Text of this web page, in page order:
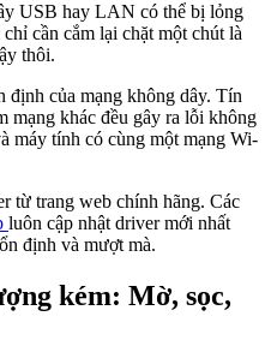
USB hay LAN có thể bị lỏng
cần cắm lại chặt một chút là
thôi.
của mạng không dây. Tín
mạng khác đều gây ra lỗi không
máy tính có cùng một mạng Wi-
từ trang web chính hãng. Các
luôn cập nhật driver mới nhất
định và mượt mà.
kém: Mờ, sọc,